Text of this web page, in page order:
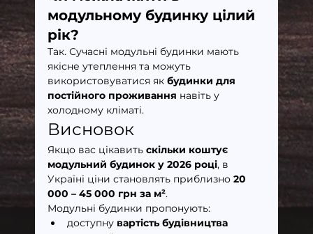
модульному будинку цілий
рік?
Так. Сучасні модульні будинки мають
якісне утеплення та можуть
використовуватися як будинки для
постійного проживання навіть у
холодному кліматі.
Висновок
Якщо вас цікавить скільки коштує
модульний будинок у 2026 році, в
Україні ціни становлять приблизно 20
000 – 45 000 грн за м².
Модульні будинки пропонують:
доступну вартість будівництва